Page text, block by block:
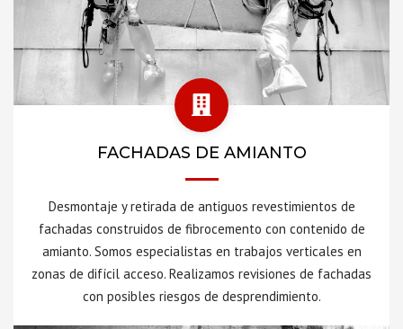
FACHADAS DE AMIANTO
Desmontaje y retirada de antiguos revestimientos de
fachadas construidos de fibrocemento con contenido de
amianto. Somos especialistas en trabajos verticales en
zonas de difícil acceso. Realizamos revisiones de fachadas
con posibles riesgos de desprendimiento.